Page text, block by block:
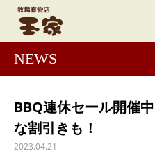
NEWS
BBQ連休セール開催
な割引きも！
2023.04.21